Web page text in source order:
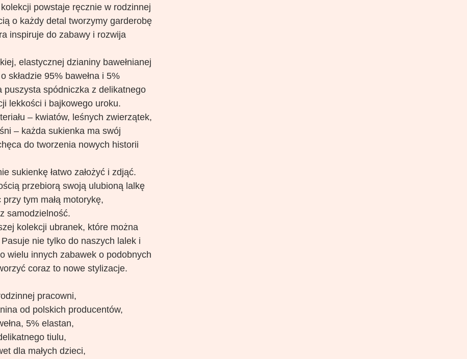
powstaje ręcznie w rodzinnej
o każdy detal tworzymy garderobę
inspiruje do zabawy i rozwija
elastycznej dzianiny bawełnianej
składzie 95% bawełna i 5%
puszysta spódniczka z delikatnego
lekkości i bajkowego uroku.
– kwiatów, leśnych zwierzątek,
– każda sukienka ma swój
do tworzenia nowych historii
sukienkę łatwo założyć i zdjąć.
przebiorą swoją ulubioną lalkę
tym małą motorykę,
samodzielność.
kolekcji ubranek, które można
nie tylko do naszych lalek i
wielu innych zabawek o podobnych
coraz to nowe stylizacje.
pracowni,
od polskich producentów,
5% elastan,
tiulu,
dla małych dzieci,